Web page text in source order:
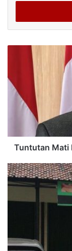
Tuntutan Mati